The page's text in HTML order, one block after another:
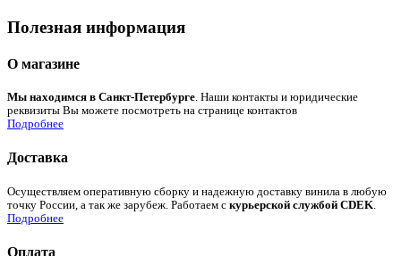
Полезная информация
О магазине
Мы находимся в Санкт-Петербурге. Наши контакты и юридические
реквизиты Вы можете посмотреть на странице контактов
Подробнее
Доставка
Осуществляем оперативную сборку и надежную доставку винила в любую
точку России, а так же зарубеж. Работаем с курьерской службой CDEK
Подробнее
Оплата